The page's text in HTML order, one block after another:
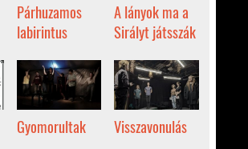
Párhuzamos
labirintus
A lányok ma a
Sirályt játsszák
Gyomorultak Visszavonulás